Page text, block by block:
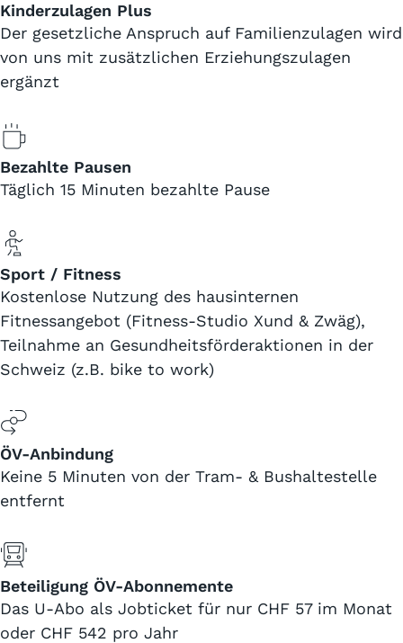
Kinderzulagen Plus
Der gesetzliche Anspruch auf Familienzulagen wird
von uns mit zusätzlichen Erziehungszulagen
ergänzt
Bezahlte Pausen
Täglich 15 Minuten bezahlte Pause
Sport / Fitness
Kostenlose Nutzung des hausinternen
Fitnessangebot (Fitness-Studio Xund & Zwäg),
Teilnahme an Gesundheitsförderaktionen in der
Schweiz (z.B. bike to work)
ÖV-Anbindung
Keine 5 Minuten von der Tram- & Bushaltestelle
entfernt
Beteiligung ÖV-Abonnemente
Das U-Abo als Jobticket für nur CHF 57 im Monat
oder CHF 542 pro Jahr